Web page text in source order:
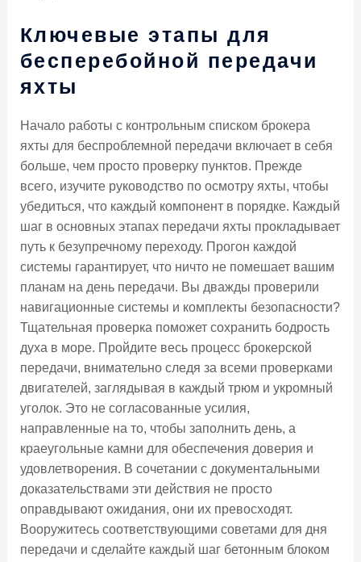
Ключевые этапы для
бесперебойной передачи
яхты
Начало работы с контрольным списком брокера
яхты для беспроблемной передачи включает в себя
больше, чем просто проверку пунктов. Прежде
всего, изучите руководство по осмотру яхты, чтобы
убедиться, что каждый компонент в порядке. Каждый
шаг в основных этапах передачи яхты прокладывает
путь к безупречному переходу. Прогон каждой
системы гарантирует, что ничто не помешает вашим
планам на день передачи. Вы дважды проверили
навигационные системы и комплекты безопасности?
Тщательная проверка поможет сохранить бодрость
духа в море. Пройдите весь процесс брокерской
передачи, внимательно следя за всеми проверками
двигателей, заглядывая в каждый трюм и укромный
уголок. Это не согласованные усилия,
направленные на то, чтобы заполнить день, а
краеугольные камни для обеспечения доверия и
удовлетворения. В сочетании с документальными
доказательствами эти действия не просто
оправдывают ожидания, они их превосходят.
Вооружитесь соответствующими советами для дня
передачи и сделайте каждый шаг бетонным блоком